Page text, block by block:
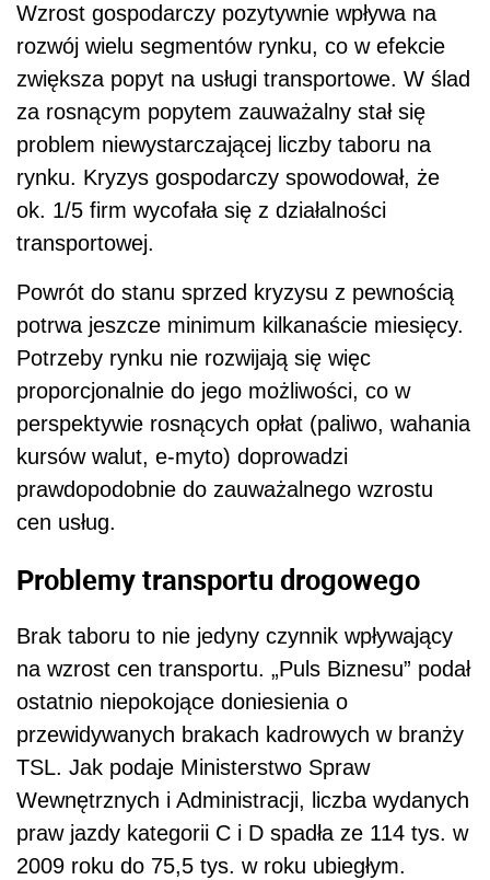
Wzrost gospodarczy pozytywnie wpływa na
rozwój wielu segmentów rynku, co w efekcie
zwiększa popyt na usługi transportowe. W ślad
za rosnącym popytem zauważalny stał się
problem niewystarczającej liczby taboru na
rynku. Kryzys gospodarczy spowodował, że
ok. 1/5 firm wycofała się z działalności
transportowej.
Powrót do stanu sprzed kryzysu z pewnością
potrwa jeszcze minimum kilkanaście miesięcy.
Potrzeby rynku nie rozwijają się więc
proporcjonalnie do jego możliwości, co w
perspektywie rosnących opłat (paliwo, wahania
kursów walut, e-myto) doprowadzi
prawdopodobnie do zauważalnego wzrostu
cen usług.
Problemy transportu drogowego
Brak taboru to nie jedyny czynnik wpływający
na wzrost cen transportu. „Puls Biznesu” podał
ostatnio niepokojące doniesienia o
przewidywanych brakach kadrowych w branży
TSL. Jak podaje Ministerstwo Spraw
Wewnętrznych i Administracji, liczba wydanych
praw jazdy kategorii C i D spadła ze 114 tys. w
2009 roku do 75,5 tys. w roku ubiegłym.